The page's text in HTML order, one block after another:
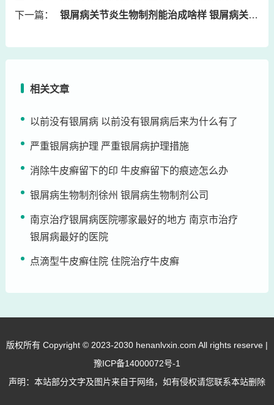
下一篇：
银屑病关节炎生物制剂能治成啥样 银屑病关节炎生物制剂能治成啥样的
相关文章
以前没有银屑病 以前没有银屑病后来为什么有了
严重银屑病护理 严重银屑病护理措施
消除牛皮癣留下的印 牛皮癣留下的痕迹怎么办
银屑病生物制剂徐州 银屑病生物制剂公司
南京治疗银屑病医院哪家最好的地方 南京市治疗
银屑病最好的医院
点滴型牛皮癣住院 住院治疗牛皮癣
版权所有 Copyright © 2023-2030 henanlvxin.com All rights reserve |
豫ICP备14000072号-1
声明：本站部分文字及图片来自于网络，如有侵权请您联系本站删除